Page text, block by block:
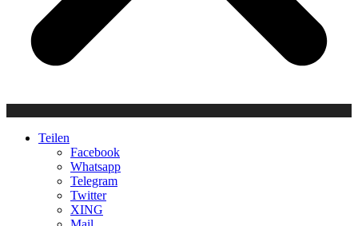
Teilen
Facebook
Whatsapp
Telegram
Twitter
XING